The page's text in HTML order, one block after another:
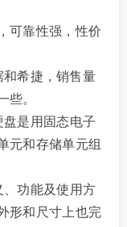
可靠性强，性价
希捷，销售量
些。
是用固态电子
元和存储单元组
功能及使用方
形和尺寸上也完